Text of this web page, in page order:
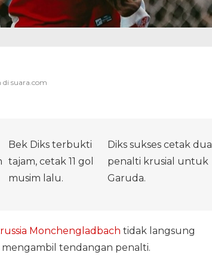
Bek Diks terbukti
tajam, cetak 11 gol
musim lalu.
Diks sukses cetak dua
penalti krusial untuk
Garuda.
Monchengladbach tidak langsung
tendangan penalti.